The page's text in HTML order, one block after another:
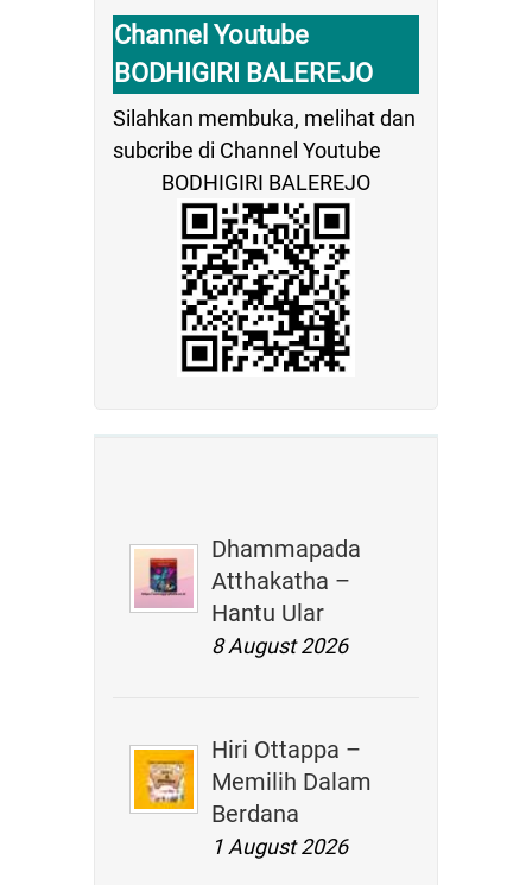
Channel Youtube
BODHIGIRI BALEREJO
Silahkan membuka, melihat dan
subcribe di Channel Youtube
BODHIGIRI BALEREJO
Dhammapada
Atthakatha –
Hantu Ular
8 August 2026
Hiri Ottappa –
Memilih Dalam
Berdana
1 August 2026